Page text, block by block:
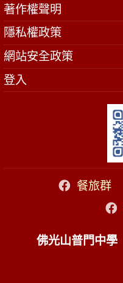
著作權聲明
隱私權政策
網站安全政策
登入
餐旅群
佛光山普門中學